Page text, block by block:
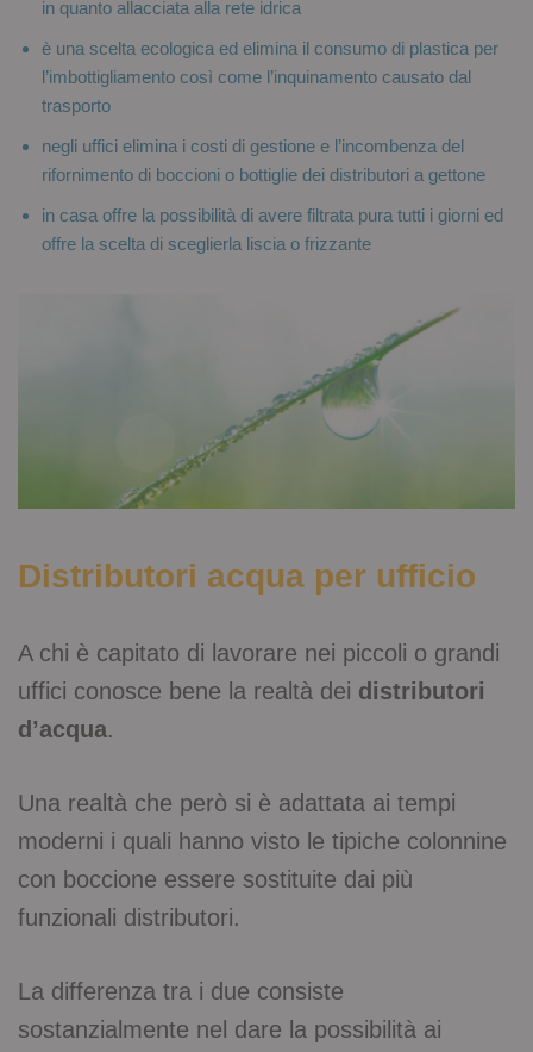
in quanto allacciata alla rete idrica
è una scelta ecologica ed elimina il consumo di plastica per
l’imbottigliamento così come l’inquinamento causato dal
trasporto
negli uffici elimina i costi di gestione e l’incombenza del
rifornimento di boccioni o bottiglie dei distributori a gettone
in casa offre la possibilità di avere filtrata pura tutti i giorni ed
offre la scelta di sceglierla liscia o frizzante
Distributori acqua per ufficio
A chi è capitato di lavorare nei piccoli o grandi
uffici conosce bene la realtà dei distributori
d’acqua.
Una realtà che però si è adattata ai tempi
moderni i quali hanno visto le tipiche colonnine
con boccione essere sostituite dai più
funzionali distributori.
La differenza tra i due consiste
sostanzialmente nel dare la possibilità ai